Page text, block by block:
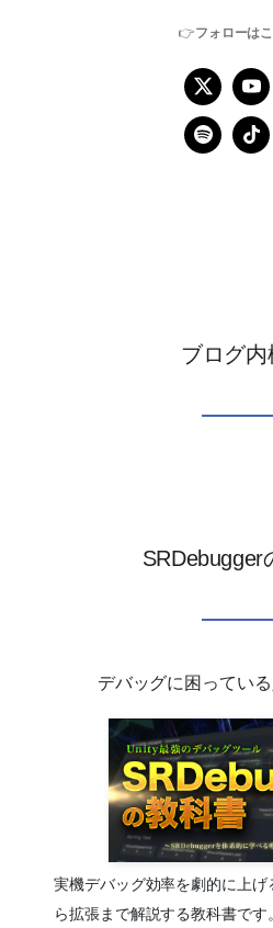
👉フォローは
ブログ内
SRDebugger
デバッグに困ってい
実機デバッグ効率を劇的に上
ら拡張まで解説する教科書です。